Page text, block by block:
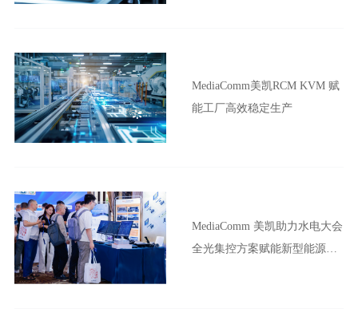
MediaComm美凯RCM KVM 赋
能工厂高效稳定生产
MediaComm 美凯助力水电大会
全光集控方案赋能新型能源体